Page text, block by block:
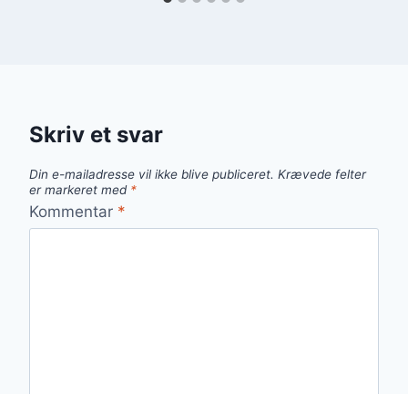
Skriv et svar
Din e-mailadresse vil ikke blive publiceret. Krævede felter
er markeret med *
Kommentar *